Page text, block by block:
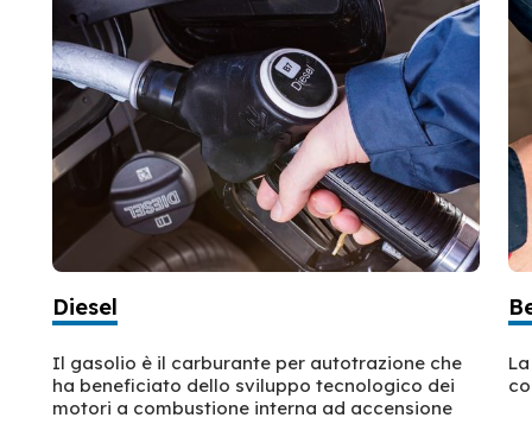
Diesel
Il gasolio è il carburante per autotrazione che
ha beneficiato dello sviluppo tecnologico dei
motori a combustione interna ad accensione